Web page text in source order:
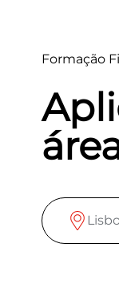
Formação